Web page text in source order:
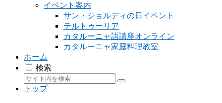
イベント案内
サン・ジョルディの日イベント
テルトゥーリア
カタルーニャ語講座オンライン
カタルーニャ家庭料理教室
ホーム
検索
トップ